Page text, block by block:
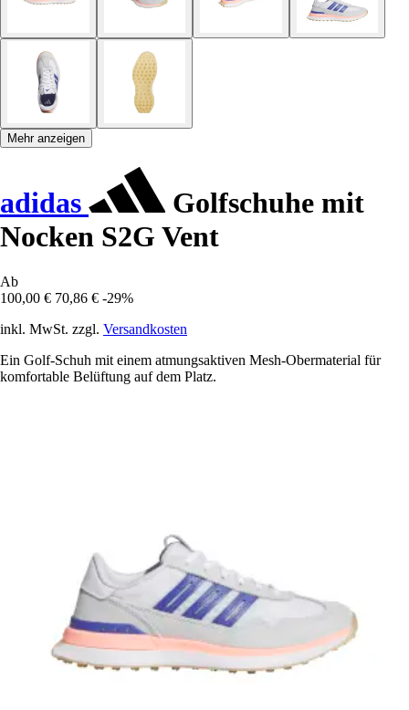
Mehr anzeigen
adidas
Golfschuhe mit
Nocken S2G Vent
Ab
100,00 € 70,86 € -29%
inkl. MwSt. zzgl. Versandkosten
Ein Golf-Schuh mit einem atmungsaktiven Mesh-Obermaterial für
komfortable Belüftung auf dem Platz.